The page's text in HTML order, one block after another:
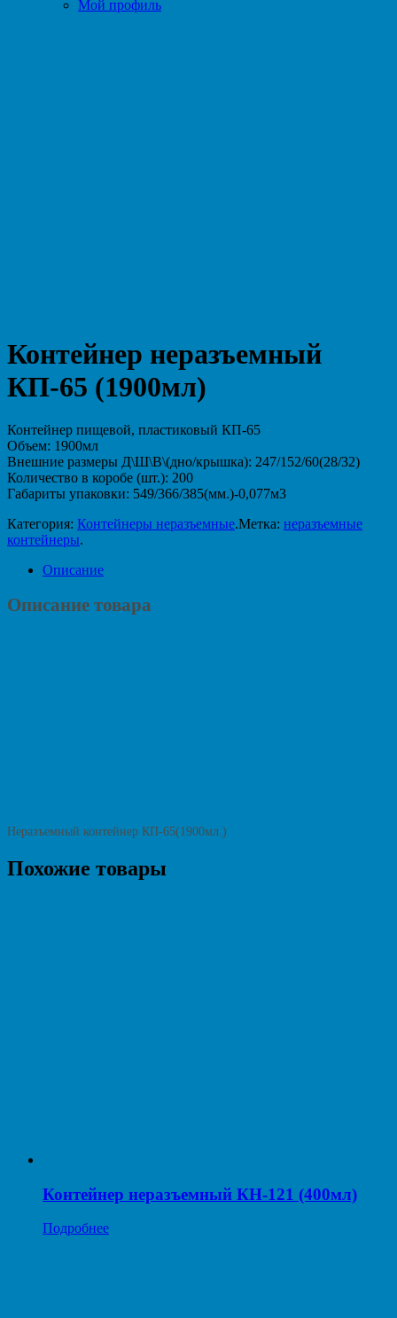
Мой профиль
Контейнер неразъемный
КП-65 (1900мл)
Контейнер пищевой, пластиковый КП-65
Объем: 1900мл
Внешние размеры Д\Ш\В\(дно/крышка): 247/152/60(28/32)
Количество в коробе (шт.): 200
Габариты упаковки: 549/366/385(мм.)-0,077м3
Категория: Контейнеры неразъемные.Метка: неразъемные
контейнеры.
Описание
Описание товара
Неразъемный контейнер КП-65(1900мл.)
Похожие товары
Контейнер неразъемный КН-121 (400мл)
Подробнее